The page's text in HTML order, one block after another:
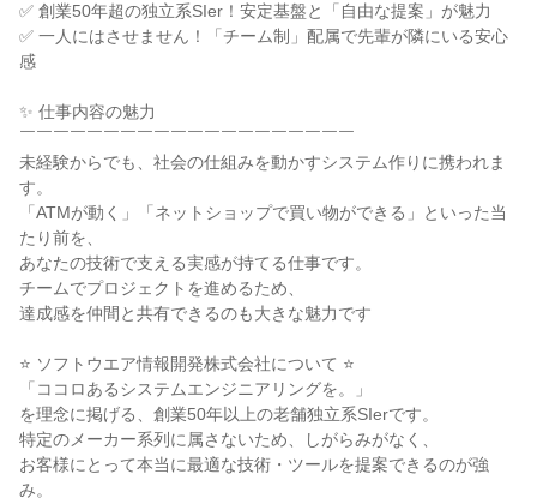
✅ 創業50年超の独立系SIer！安定基盤と「自由な提案」が魅力
✅ 一人にはさせません！「チーム制」配属で先輩が隣にいる安心
感
✨ 仕事内容の魅力
￣￣￣￣￣￣￣￣￣￣￣￣￣￣￣￣￣￣￣￣
未経験からでも、社会の仕組みを動かすシステム作りに携われま
す。
「ATMが動く」「ネットショップで買い物ができる」といった当
たり前を、
あなたの技術で支える実感が持てる仕事です。
チームでプロジェクトを進めるため、
達成感を仲間と共有できるのも大きな魅力です
⭐ ソフトウエア情報開発株式会社について ⭐
「ココロあるシステムエンジニアリングを。」
を理念に掲げる、創業50年以上の老舗独立系SIerです。
特定のメーカー系列に属さないため、しがらみがなく、
お客様にとって本当に最適な技術・ツールを提案できるのが強
み。